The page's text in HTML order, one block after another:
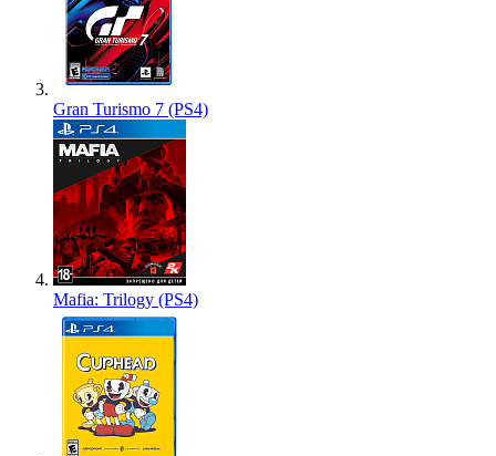
Gran Turismo 7 (PS4)
Mafia: Trilogy (PS4)